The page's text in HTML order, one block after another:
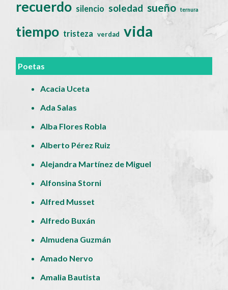
recuerdo silencio soledad sueño ternura
tiempo tristeza verdad vida
Poetas
Acacia Uceta
Ada Salas
Alba Flores Robla
Alberto Pérez Ruiz
Alejandra Martínez de Miguel
Alfonsina Storni
Alfred Musset
Alfredo Buxán
Almudena Guzmán
Amado Nervo
Amalia Bautista